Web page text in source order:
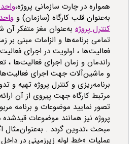
همواره در چارت سازمانی پروژه،واحد
به‌عنوان قلب کارگاه (سازمان) وواحد
کنترل پروژهبه‌عنوان مغز متفکر آن
تمامی برنامه‌ها و الزامات مبنی بر زمان
فعالیت‌ها ، اولویت در اجرای فعالیت‌ها
راندمان و زمان اجرای فعالیت‌ها ، تعداد
و ماشین‌آلات جهت اجرای فعالیت‌ها و
برنامه‌ریزی و کنترل پروژه تهیه و
مرتبط کارگاه جهت پیروی از آن ارائه
تصور نمایید موضوعات و برنامه مربوط
پروژه نیز همانند موضوعات قیدشده در
مبحث ،تدوین گردد . به‌عنوان‌مثال اگر
عملیات «خط لوله زیرزمینی در داخل